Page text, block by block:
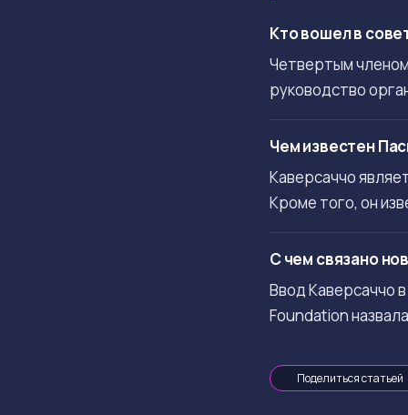
Кто вошел в
Четвертым
руководство
Чем известен
Каверсаччо
Кроме того, он
С чем связано
Ввод Каверсаччо
Foundation
Поделиться статьей